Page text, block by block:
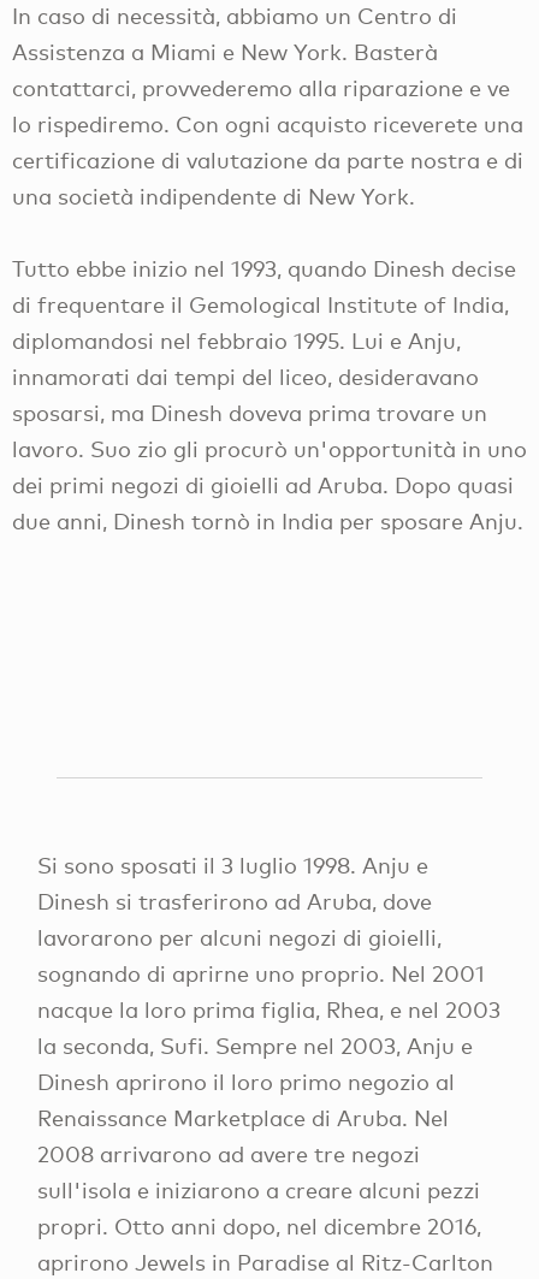
In caso di necessità, abbiamo un Centro di
Assistenza a Miami e New York. Basterà
contattarci, provvederemo alla riparazione e ve
lo rispediremo. Con ogni acquisto riceverete una
certificazione di valutazione da parte nostra e di
una società indipendente di New York.
Tutto ebbe inizio nel 1993, quando Dinesh decise
di frequentare il Gemological Institute of India,
diplomandosi nel febbraio 1995. Lui e Anju,
innamorati dai tempi del liceo, desideravano
sposarsi, ma Dinesh doveva prima trovare un
lavoro. Suo zio gli procurò un'opportunità in uno
dei primi negozi di gioielli ad Aruba. Dopo quasi
due anni, Dinesh tornò in India per sposare Anju.
Si sono sposati il 3 luglio 1998. Anju e
Dinesh si trasferirono ad Aruba, dove
lavorarono per alcuni negozi di gioielli,
sognando di aprirne uno proprio. Nel 2001
nacque la loro prima figlia, Rhea, e nel 2003
la seconda, Sufi. Sempre nel 2003, Anju e
Dinesh aprirono il loro primo negozio al
Renaissance Marketplace di Aruba. Nel
2008 arrivarono ad avere tre negozi
sull'isola e iniziarono a creare alcuni pezzi
propri. Otto anni dopo, nel dicembre 2016,
aprirono Jewels in Paradise al Ritz-Carlton